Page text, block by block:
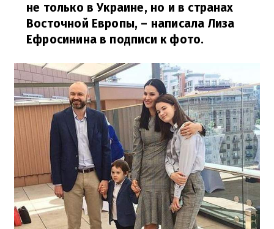
не только в Украине, но и в странах
Восточной Европы, – написала Лиза
Ефросинина в подписи к фото.